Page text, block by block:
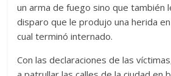
un arma de fuego sino que también
disparo que le produjo una herida
cual terminó internado.
Con las declaraciones de las